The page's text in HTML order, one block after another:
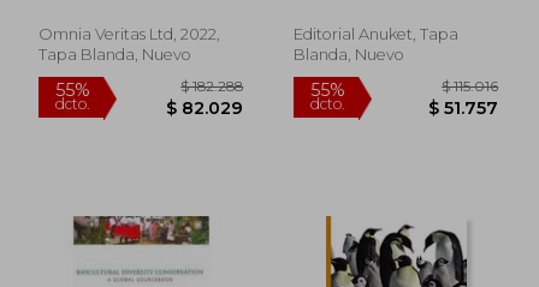
55% $ 132.821 55% $
Omnia Veritas Ltd, 2022,
Tapa Blanda, Nuevo
Editorial Anuket, Tapa
Blanda, Nuevo